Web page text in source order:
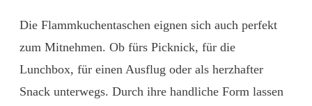
Die Flammkuchentaschen eignen sich auch perfekt
zum Mitnehmen. Ob fürs Picknick, für die
Lunchbox, für einen Ausflug oder als herzhafter
Snack unterwegs. Durch ihre handliche Form lassen